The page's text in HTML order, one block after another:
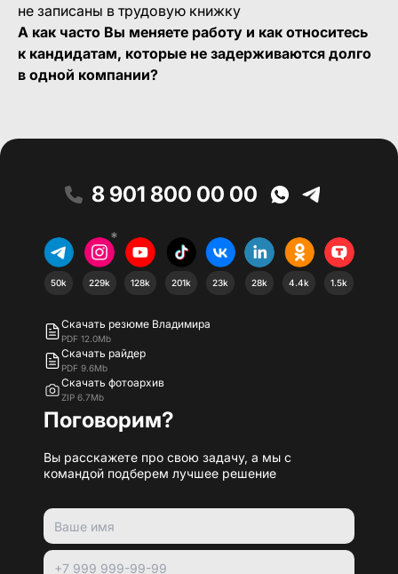
не записаны в трудовую книжку
А как часто Вы меняете работу и как относитесь
к кандидатам, которые не задерживаются долго
в одной компании?
8 901 800 00 00
50k
*
229k 128k 201k 23k 28k 4.4k 1.5k
Скачать резюме Владимира
PDF 12.0Mb
Скачать райдер
PDF 9.6Mb
Скачать фотоархив
ZIP 6.7Mb
Поговорим?
Вы расскажете про свою задачу, а мы с
командой подберем лучшее решение